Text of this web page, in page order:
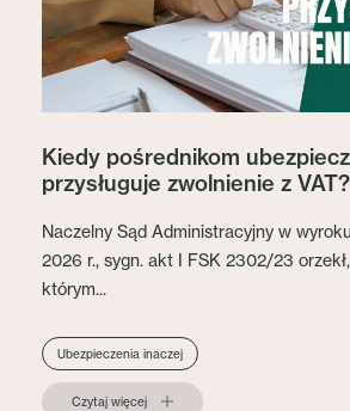
Kiedy pośrednikom
przysługuje zwolnienie z VAT?
Naczelny Sąd Administracyjny w
2026 r., sygn. akt I FSK 2302/23
którym...
Ubezpieczenia inaczej
Czytaj więcej